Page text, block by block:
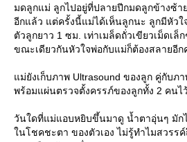
มดลูกแม่ ลูกไปอยู่ที่ปลายปีกมดลูกข้างซ้า
อีกแล้ว แต่ครั้งนี้แม่ได้เห็นลูกนะ ลูกมีหัวใ
ตัวลูกยาว 1 ซม. เท่าเมล็ดถั่วเขียวเม็ดเล็
ขณะเดียวกันหัวใจพ่อกับแม่ก็ต้องสลายอีก
ม่ยังเก็บภาพ Ultrasound ของลูก คู่กับภ
พร้อมแผ่นตรวจตั้งครรภ์ของลูกทั้ง 2 คนไว้
วันใดที่แม่แอบหยิบขึ้นมาดู น้ำตาอุ่นๆ มัก
นโชคชะตา ของตัวเอง ไม่รู้ทำไมสวรรค์